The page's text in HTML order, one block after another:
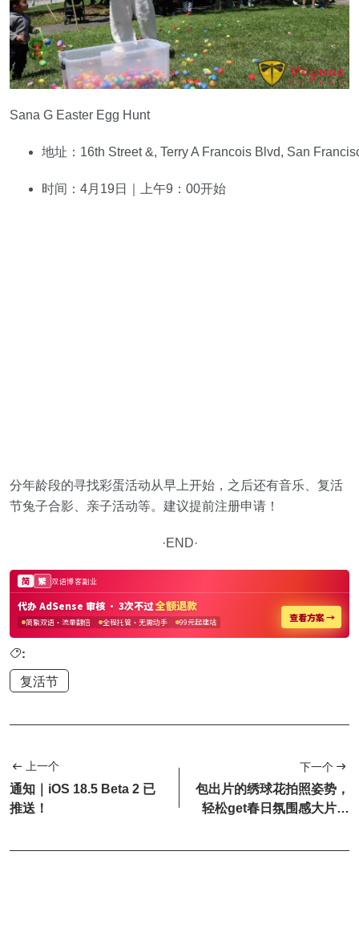
Sana G Easter Egg Hunt
地址：16th Street &, Terry A Francois Blvd, San
时间：4月19日｜上午9：00开始
分年龄段的寻找彩蛋活动从早上开始，之后还有音乐、复活
节兔子合影、亲子活动等。建议提前注册申请！
·END·
:
复活节
上一个
通知｜iOS 18.5 Beta 2 已
推送！
下一个
包出片的绣球花拍照姿势，
轻松get春日氛围感大片，